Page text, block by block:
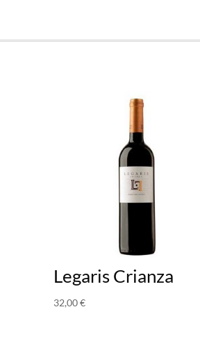
Legaris Crianza
32,00€